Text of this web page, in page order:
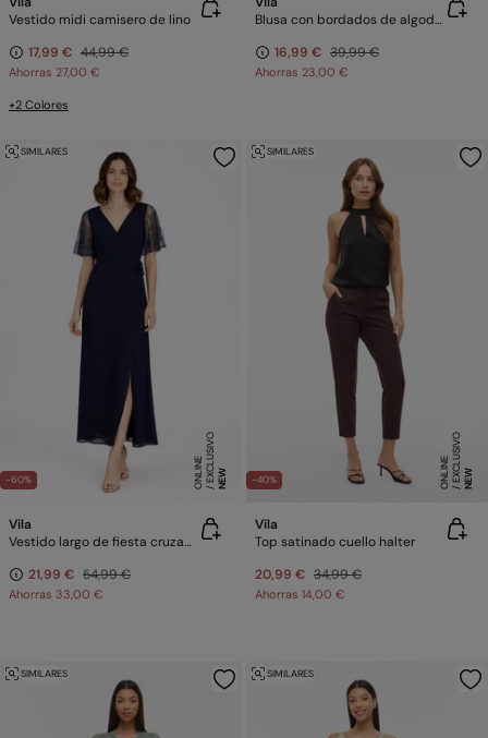
Vestido midi camisero de lino
17,99 € 44,99 €
Ahorras 27,00 €
+2 Colores
Blusa con bordados de algodón orgánico
16,99 € 39,99 €
Ahorras 23,00 €
-60% NEW
E
X
C
L
USI
V
O
O
N
LI
N
E
SIMILARES
Vila
Vestido largo de fiesta cruzado
21,99 € 54,99 €
Ahorras 33,00 €
-40% NEW
E
X
C
L
USI
V
O
O
N
LI
N
E
SIMILARES
Vila
Top satinado cuello halter
20,99 € 34,99 €
Ahorras 14,00 €
SIMILARES SIMILARES